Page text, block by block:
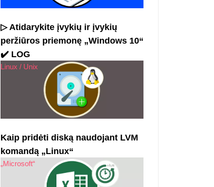
▷ Atidarykite įvykių ir įvykių
peržiūros priemonę „Windows 10“
✔️ LOG
Linux / Unix
Kaip pridėti diską naudojant LVM
komandą „Linux“
„Microsoft“